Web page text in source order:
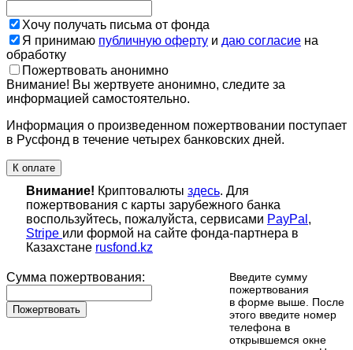
Хочу получать письма от фонда
Я принимаю публичную оферту и даю согласие на
обработку
Пожертвовать анонимно
Внимание! Вы жертвуете анонимно, следите за
информацией самостоятельно.
Информация о произведенном пожертвовании поступает
в Русфонд в течение четырех банковских дней.
К оплате
Внимание! Криптовалюты здесь. Для
пожертвования с карты зарубежного банка
воспользуйтесь, пожалуйста, сервисами PayPal ,
Stripe или формой на сайте фонда-партнера в
Казахстане rusfond.kz
Сумма пожертвования:
Пожертвовать
Введите сумму
пожертвования
в форме выше. После
этого введите номер
телефона в
открывшемся окне